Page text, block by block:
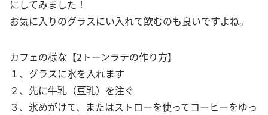
にしてみました！
お気に入りのグラスにい入れて飲むのも良いですよね。
カフェの様な【2トーンラテの作り方】
１、グラスに氷を入れます
２、先に牛乳（豆乳）を注ぐ
３、氷めがけて、またはストローを使ってコーヒーをゆっ